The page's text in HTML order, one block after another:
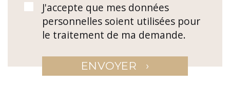
J'accepte que mes données
personnelles soient utilisées pour
le traitement de ma demande.
ENVOYER ›